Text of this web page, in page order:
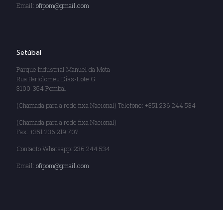
Email: ofipom@gmail.com
Setúbal
Parque Industrial Manuel da Mota
Rua Bartolomeu Dias-Lote G
3100-354 Pombal
(Chamada para a rede fixa Nacional) Telefone: +351 236 244 534
(Chamada para a rede fixa Nacional)
Fax: +351 236 219 707
Contacto Whatsapp: 236 244 534
Email: ofipom@gmail.com